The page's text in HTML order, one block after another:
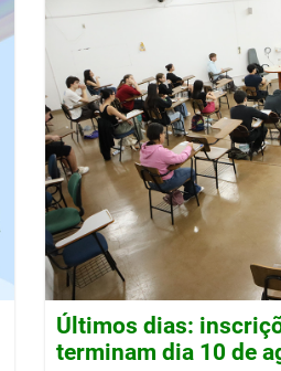
Últimos dias:
terminam dia 10 de